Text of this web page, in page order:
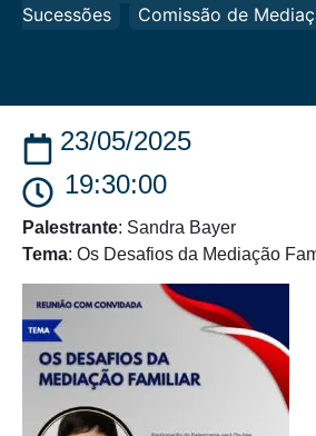
Sucessões
Comissão de
23/05/2025
19:30:00
Palestrante: Sandra Bayer
Tema: Os Desafios da Mediação